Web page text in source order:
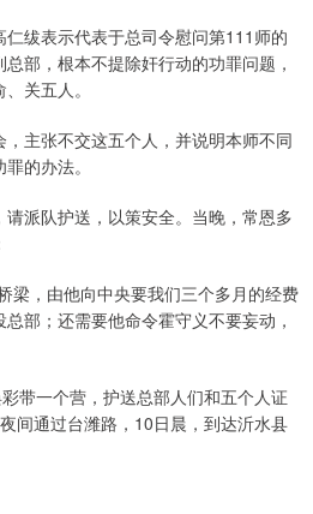
绂表示代表于总司令慰问第111师的
部，根本不提除奸行动的功罪问题，
关五人。
主张不交这五个人，并说明本师不同
的办法。
派队护送，以策安全。当晚，常恩多
梁，由他向中央要我们三个多月的经费
部；还需要他命令霍守义不要妄动，
带一个营，护送总部人们和五个人证
间通过台潍路，10日晨，到达沂水县